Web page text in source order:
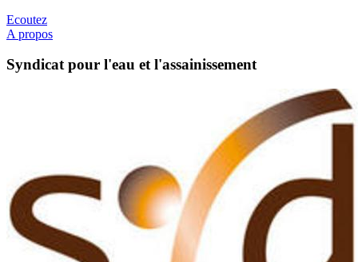
Ecoutez
A propos
Syndicat pour l'eau et l'assainissement